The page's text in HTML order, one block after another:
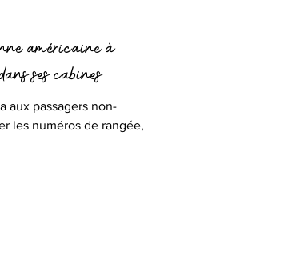
américaine à
ses cabines
aux passagers non-
les numéros de rangée,